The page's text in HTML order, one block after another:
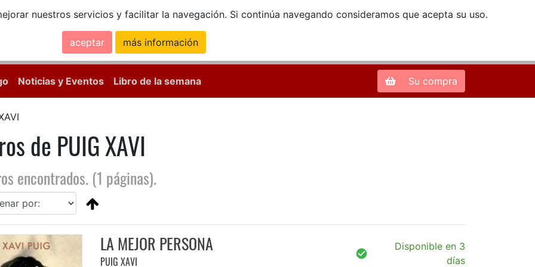
nuestros servicios y facilitar la navegación. Si continúa navegando consideramos que acepta su uso.
aceptar más información
Zona de Clientes
Noticias y Eventos Libro de la semana Su compra
de PUIG XAVI
encontrados. (1 páginas).
LA MEJOR PERSONA
PUIG XAVI
Disponible en 3
días